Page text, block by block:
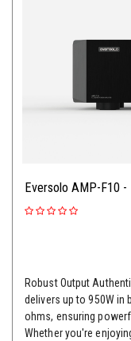
Eversolo AMP-F10 -
Robust Output
delivers up to 950W in
ohms, ensuring
Whether you're